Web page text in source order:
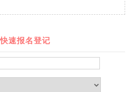
快速报名登记